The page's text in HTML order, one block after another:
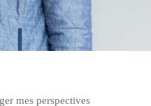
mes perspectives